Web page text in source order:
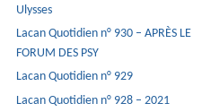
Ulysses
Lacan Quotidien n° 930 – APRÈS LE
FORUM DES PSY
Lacan Quotidien n° 929
Lacan Quotidien n° 928 – 2021